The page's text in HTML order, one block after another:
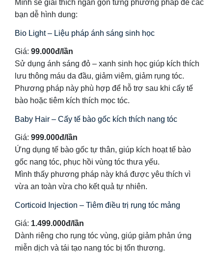
Mình sẽ giải thích ngắn gọn từng phương pháp để các
bạn dễ hình dung:
Bio Light – Liệu pháp ánh sáng sinh học
Giá: 99.000đ/lần
Sử dụng ánh sáng đỏ – xanh sinh học giúp kích thích
lưu thông máu da đầu, giảm viêm, giảm rụng tóc.
Phương pháp này phù hợp để hỗ trợ sau khi cấy tế
bào hoặc tiêm kích thích mọc tóc.
Baby Hair – Cấy tế bào gốc kích thích nang tóc
Giá: 999.000đ/lần
Ứng dụng tế bào gốc tự thân, giúp kích hoạt tế bào
gốc nang tóc, phục hồi vùng tóc thưa yếu.
Mình thấy phương pháp này khá được yêu thích vì
vừa an toàn vừa cho kết quả tự nhiên.
Corticoid Injection – Tiêm điều trị rụng tóc mảng
Giá: 1.499.000đ/lần
Dành riêng cho rụng tóc vùng, giúp giảm phản ứng
miễn dịch và tái tạo nang tóc bị tổn thương.